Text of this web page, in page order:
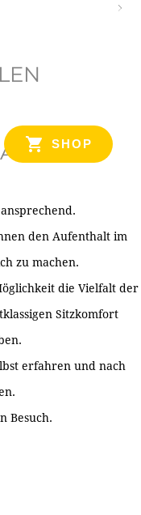
SHOP
den Aufenthalt im
zu machen.
die Vielfalt der
Sitzkomfort
erfahren und nach
Besuch.